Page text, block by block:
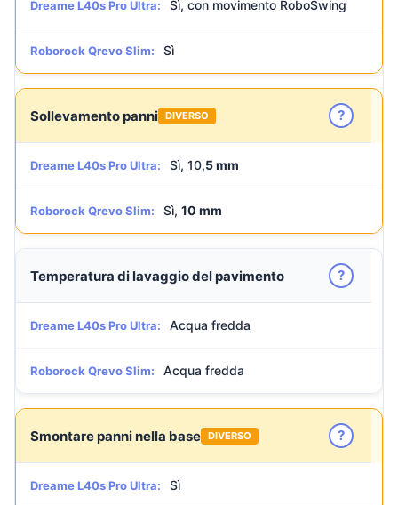
Dreame L40s Pro Ultra: Sì, con movimento RoboSwing
Roborock Qrevo Slim: Sì
Sollevamento panni DIVERSO ?
Dreame L40s Pro Ultra: Sì, 10,5 mm
Roborock Qrevo Slim: Sì, 10 mm
Temperatura di lavaggio del pavimento ?
Dreame L40s Pro Ultra: Acqua fredda
Roborock Qrevo Slim: Acqua fredda
Smontare panni nella base DIVERSO ?
Dreame L40s Pro Ultra: Sì